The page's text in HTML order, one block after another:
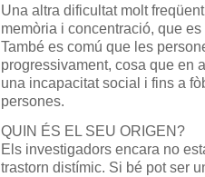
Una altra dificultat molt
memòria i concentració, que
També es comú que les
progressivament, cosa que en
una incapacitat social i fins a
persones.
QUIN ÉS EL SEU ORIGEN?
Els investigadors encara no
trastorn distímic. Si bé pot ser